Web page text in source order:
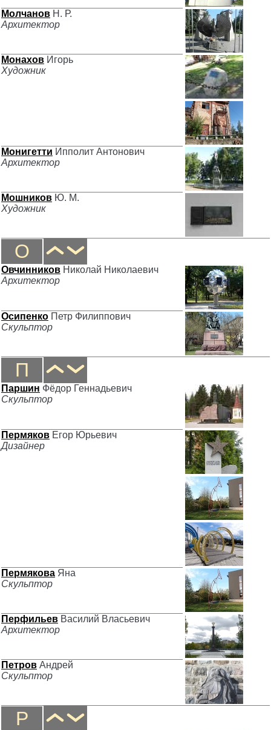
Молчанов Н. Р.
Архитектор
Монахов Игорь
Художник
Монигетти Ипполит Антонович
Архитектор
Мошников Ю. М.
Художник
О
Овчинников Николай Николаевич
Архитектор
Осипенко Петр Филиппович
Скульптор
П
Паршин Фёдор Геннадьевич
Скульптор
Пермяков Егор Юрьевич
Дизайнер
Пермякова Яна
Скульптор
Перфильев Василий Власьевич
Архитектор
Петров Андрей
Скульптор
Р